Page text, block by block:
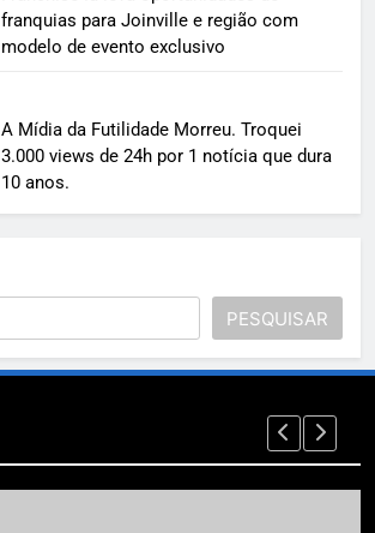
franquias para Joinville e região com
modelo de evento exclusivo
A Mídia da Futilidade Morreu. Troquei
3.000 views de 24h por 1 notícia que dura
10 anos.
PESQUISAR